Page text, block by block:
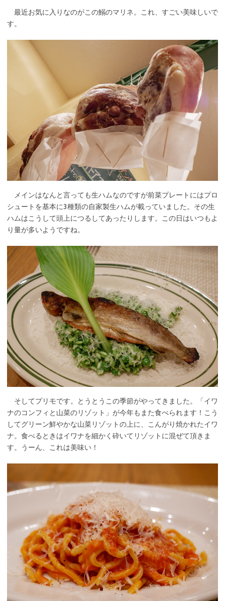
最近お気に入りなのがこの鰯のマリネ。これ、すごい美味しいで
す。
メインはなんと言っても生ハムなのですが前菜プレートにはプロ
シュートを基本に3種類の自家製生ハムが載っていました。その生
ハムはこうして頭上につるしてあったりします。この日はいつもよ
り量が多いようですね。
そしてプリモです。とうとうこの季節がやってきました。「イワ
ナのコンフィと山菜のリゾット」が今年もまた食べられます！こう
してグリーン鮮やかな山菜リゾットの上に、こんがり焼かれたイワ
ナ。食べるときはイワナを細かく砕いてリゾットに混ぜて頂きま
す。うーん、これは美味い！